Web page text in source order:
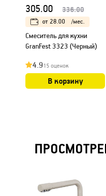
305.00 336.00
от 28.00 /мес.
Смеситель для кухни
GranFest 3323 (Черный)
4.915 оценок
В корзину